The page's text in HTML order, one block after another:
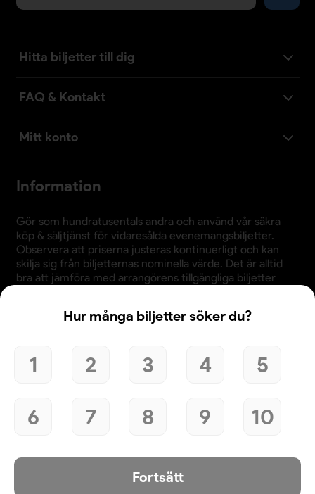
Hur många biljetter söker du?
1 2 3 4
5
6
7 8 9 10
Fortsätt
Hitta biljetter till dig
FAQ & Kontakt
Mitt konto
Information
Gör som hundratusentals andra och använd vår säkra
köp & säljtjänst för vidaresålda evenemangsbiljetter.
Observera att priserna justeras kontinuerligt och kan
skilja sig från biljetternas nominella värde. Det är alltid
bra att jämföra med arrangörens tillgängliga biljetter
Användande av denna webbplats bekräftar godkännande
av webbplatsens
köpvillkor integritetspolicy
och
© 2026 Evenemangsbiljetter.se
Den här webbplatsen använder cookies. Genom att
användas för personalisering av annonser. Klicka här för att
Mer information